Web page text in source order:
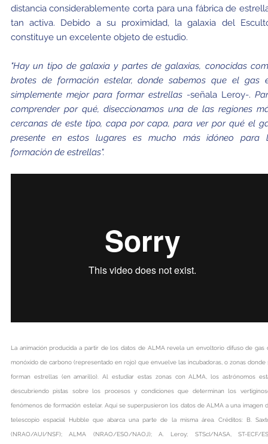
distancia considerablemente corta para una fábrica de
tan activa. Debido a su proximidad, la galaxia del
constituye un excelente objeto de estudio.
"Hay un tipo de galaxia y partes de galaxias, conocidas
brotes de formación estelar, donde sabemos que el gas
simplemente mejor para formar estrellas-señala Leroy-.
comprender por qué, diseccionamos una de las regiones
cercanas de este tipo, capa por capa, para ver por qué el
presente en estos lugares es mucho más idóneo para
formación de estrellas".
La animación producida a partir de los datos de ALMA revela un envoltorio difuso de gas
monóxido de carbono (representado en rojo) que envuelve las incubadoras, o zonas donde
forman estrellas (en amarillo). Al estudiar estas zonas con ALMA, los astrónomos
descubriendo pistas sobre los procesos y condiciones que determinan los
fenómenos de formación estelar. Aquí se superpusieron los datos de ALMA a una imagen
telescopio espacial Hubble que abarca una parte de la misma área. Créditos: B.
(NRAO/AUI/NSF); ALMA (NRAO/ESO/NAOJ); A. Leroy; STScI/NASA, ST-ECF/